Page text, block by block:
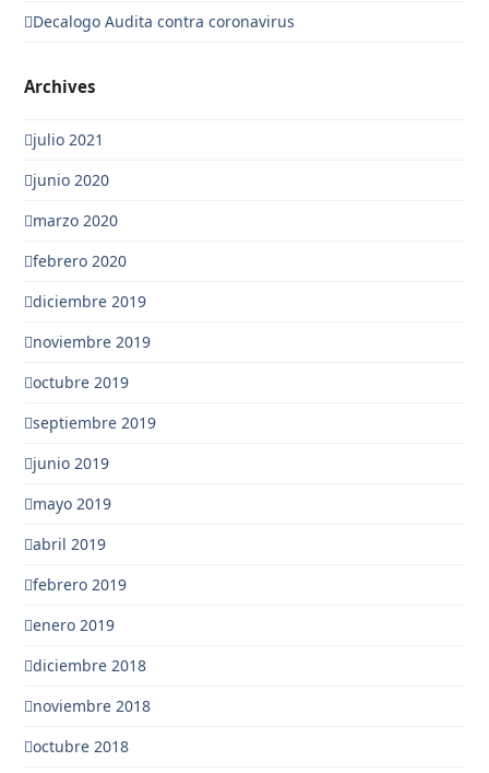
Decalogo Audita contra coronavirus
Archives
julio 2021
junio 2020
marzo 2020
febrero 2020
diciembre 2019
noviembre 2019
octubre 2019
septiembre 2019
junio 2019
mayo 2019
abril 2019
febrero 2019
enero 2019
diciembre 2018
noviembre 2018
octubre 2018